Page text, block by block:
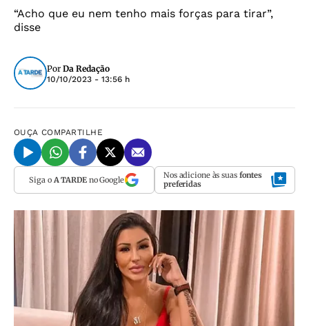
“Acho que eu nem tenho mais forças para tirar”,
disse
Por Da Redação
10/10/2023 - 13:56 h
OUÇA COMPARTILHE
Siga o A TARDEno Google Nos adicione às suas fontes
preferidas